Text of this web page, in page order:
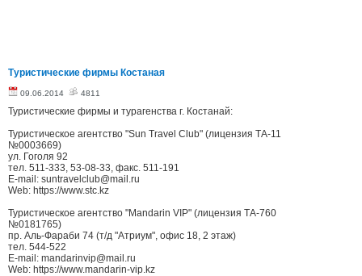
Туристические фирмы Костаная
09.06.2014 4811
Туристические фирмы и турагенства г. Костанай:
Туристическое агентство "Sun Travel Club" (лицензия ТА-11
№0003669)
ул. Гоголя 92
тел. 511-333, 53-08-33, факс. 511-191
E-mail: suntravelclub@mail.ru
Web: https://www.stc.kz
Туристическое агентство "Mandarin VIP" (лицензия ТА-760
№0181765)
пр. Аль-Фараби 74 (т/д "Атриум", офис 18, 2 этаж)
тел. 544-522
E-mail: mandarinvip@mail.ru
Web: https://www.mandarin-vip.kz